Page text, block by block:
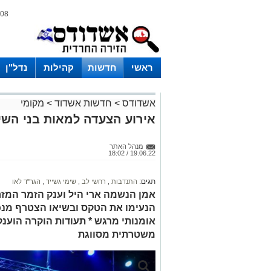
08 אוגוסט 2026 / 04:09
ראשי חדשות קהילות נדל"ן
אשדודס > חדשות אשדוד > מקומי
אירוע הצעדה למאות בני
מנהל האתר
19.06.22 / 18:02
תגים: התנדבות רחשי לב שימי גשייד הגר"ד לאו
אמן הנשמה ארי היל וענק הזמר
הנעימו את הטקס ובשיאו הצטרף
אומנותי מרגש * תעודות הוקרה
משטרתית מסווגת